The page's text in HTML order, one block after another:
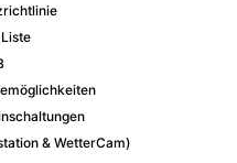
& WetterCam)